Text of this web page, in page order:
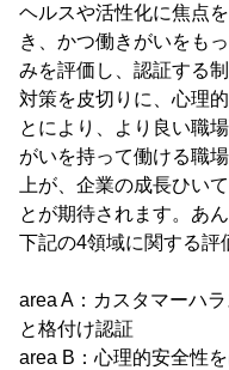
ヘルスや活性化に焦点
き、かつ働きがいをも
みを評価し、認証する
対策を皮切りに、心理
とにより、より良い職
がいを持って働ける職
上が、企業の成長ひい
とが期待されます。あ
下記の4領域に関する評
area A：カスタマーハ
と格付け認証
area B：心理的安全性